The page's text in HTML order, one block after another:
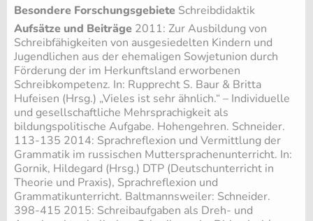
Besondere Forschungsgebiete Schreibdidaktik
Aufsätze und Beiträge 2011: Zur Ausbildung von
Schreibfähigkeiten von ausgesiedelten Kindern und
Jugendlichen aus der ehemaligen Sowjetunion durch
Förderung der im Herkunftsland erworbenen
Schreibkompetenz. In: Rupprecht S. Baur & Britta
Hufeisen (Hrsg.) „Vieles ist sehr ähnlich.“ – Individuelle
und gesellschaftliche Mehrsprachigkeit als
bildungspolitische Aufgabe. Hohengehren. Schneider.
113-135 2014: Sprachreflexion und Vermittlung der
Grammatik im russischen Muttersprachenunterricht. In:
Gornik, Hildegard (Hrsg.) DTP (Deutschunterricht in
Theorie und Praxis), Sprachreflexion und
Grammatikunterricht. Baltmannsweiler: Schneider.
398-415 2015: Schreibaufgaben als Dreh- und